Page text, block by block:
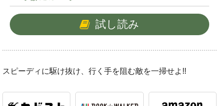
試し読み
スピーディに駆け抜け、行く手を阻む敵を一掃せよ!!